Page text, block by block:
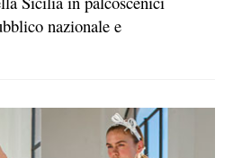
nazionale e